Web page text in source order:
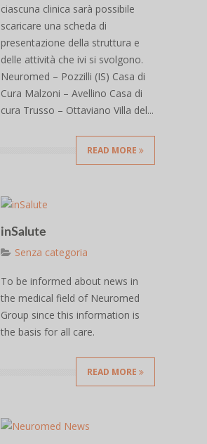
ciascuna clinica sarà possibile
scaricare una scheda di
presentazione della struttura e
delle attività che ivi si svolgono.
Neuromed – Pozzilli (IS) Casa di
Cura Malzoni – Avellino Casa di
cura Trusso – Ottaviano Villa del...
READ MORE
inSalute
Senza categoria
To be informed about news in
the medical field of Neuromed
Group since this information is
the basis for all care.
READ MORE